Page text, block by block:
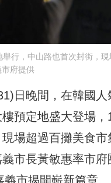
行，中山路也首次封街，
府提供
日晚間，在韓國
預定地盛大登場
場超過百攤美食
市長黃敏惠率市
市揭開嶄新篇章。